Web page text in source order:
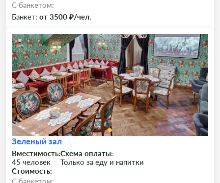
C банкетом:
Банкет: от 3500 ₽/чел.
Зеленый зал
Вместимость:
45 человек
Схема оплаты:
Только за еду и напитки
Стоимость:
C банкетом: